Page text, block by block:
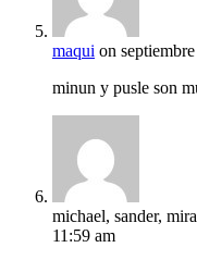
maqui on
minun y pusle son
michael, sander,
11:59 am